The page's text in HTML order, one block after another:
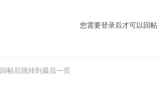
您需要登录后才可以回帖
回帖后跳转到最后一页